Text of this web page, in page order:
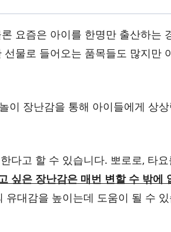
요즘은 아이를 한명만 출산하는
물로 들어오는 품목들도 많지만
이 장난감을 통해 아이들에게 상상
다고 할 수 있습니다. 뽀로로, 타
싶은 장난감은 매번 변할 수 밖에
대감을 높이는데 도움이 될 수 있